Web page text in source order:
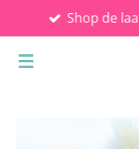
direct
naar
Shop de